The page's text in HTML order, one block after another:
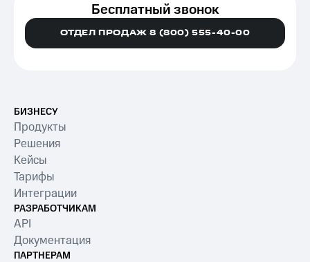
Бесплатный звонок
ОТДЕЛ ПРОДАЖ 8 (800) 555-40-00
БИЗНЕСУ
Продукты
Решения
Кейсы
Тарифы
Интеграции
РАЗРАБОТЧИКАМ
API
Документация
ПАРТНЕРАМ